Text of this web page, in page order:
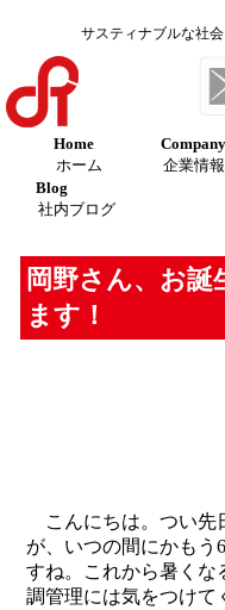
サスティナブルな社
Home
ホーム
Company
企業情報
Blog
社内ブログ
岡野さん、お
ます！
こんにちは。つい先
が、いつの間にかもう
すね。これから暑くな
調管理には気をつけて